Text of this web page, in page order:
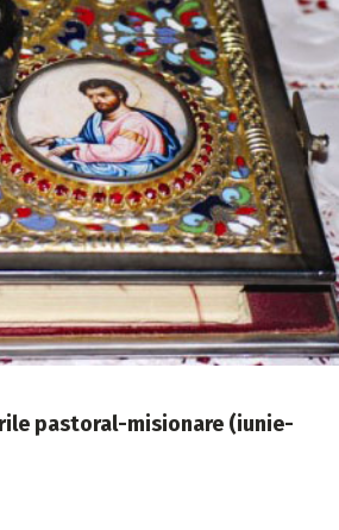
pastoral-misionare (iunie-